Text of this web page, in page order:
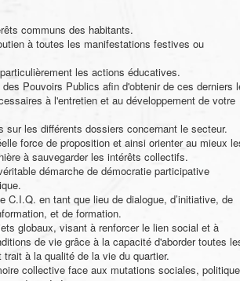
communs des habitants.
à toutes les manifestations festives ou
les actions éducatives.
des Pouvoirs Publics afin d'obtenir de ces derniers
à l'entretien et au développement de votre
sur les différents dossiers concernant le secteur.
force de proposition et ainsi orienter au mieux
à sauvegarder les intérêts collectifs.
démarche de démocratie participative
C.I.Q. en tant que lieu de dialogue, d’initiative, de
et de formation.
globaux, visant à renforcer le lien social et à
de vie grâce à la capacité d'aborder toutes
à la qualité de la vie du quartier.
collective face aux mutations sociales,